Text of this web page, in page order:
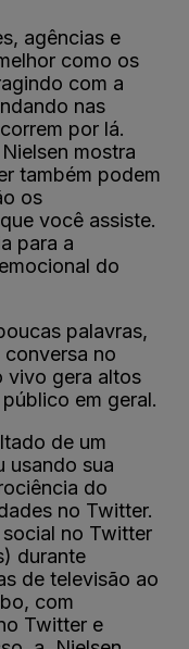
agências e
como os
com a
nas
por lá.
mostra
também podem
os
você assiste.
para a
do
palavras,
no
vivo gera altos
em geral.
de um
usando sua
do
no Twitter.
no Twitter
durante
de televisão ao
com
Twitter e